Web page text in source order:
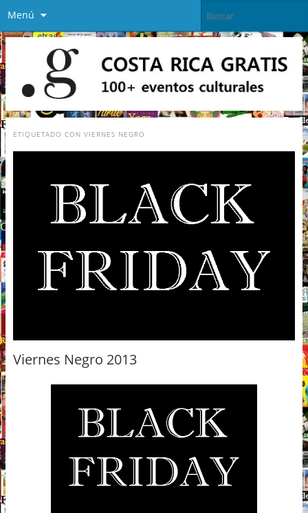
Menú
ETIQUETADO CON VIERNES NEGRO
Viernes Negro 2013